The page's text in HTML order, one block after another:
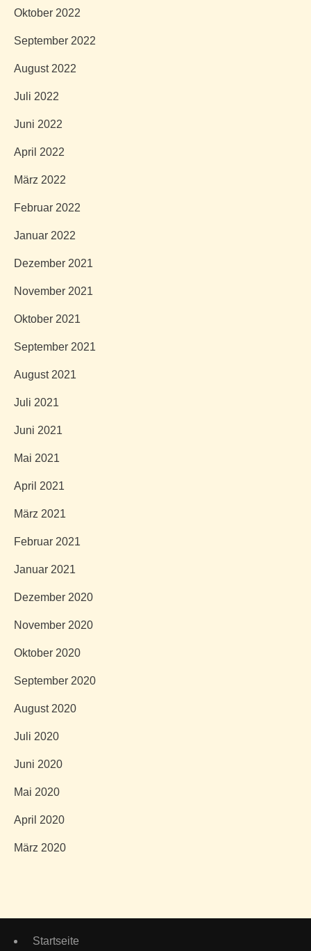
Oktober 2022
September 2022
August 2022
Juli 2022
Juni 2022
April 2022
März 2022
Februar 2022
Januar 2022
Dezember 2021
November 2021
Oktober 2021
September 2021
August 2021
Juli 2021
Juni 2021
Mai 2021
April 2021
März 2021
Februar 2021
Januar 2021
Dezember 2020
November 2020
Oktober 2020
September 2020
August 2020
Juli 2020
Juni 2020
Mai 2020
April 2020
März 2020
Startseite